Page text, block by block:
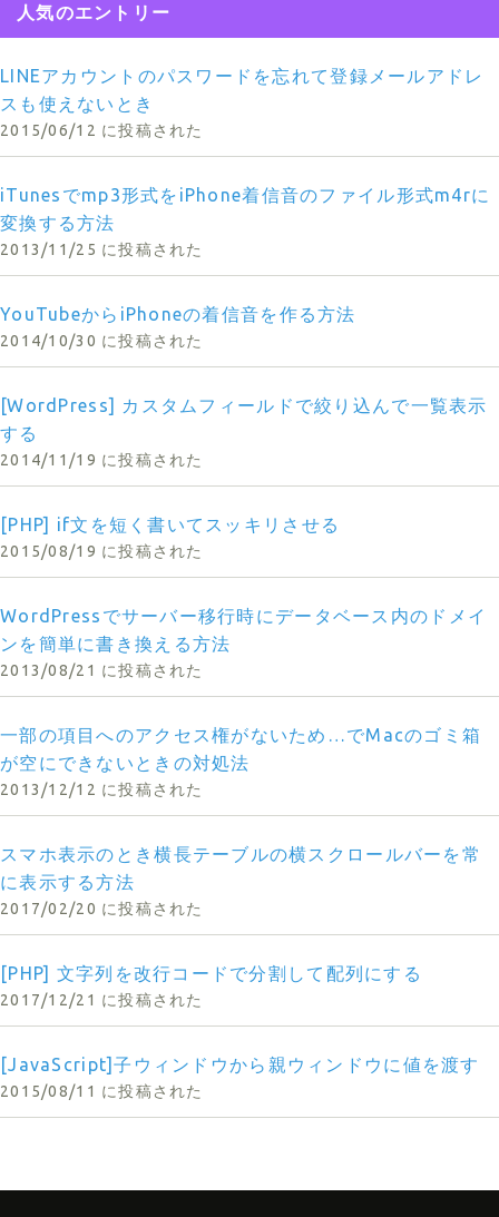
人気のエントリー
LINEアカウントのパスワードを忘れて登録メールアドレ
スも使えないとき
2015/06/12 に投稿された
iTunesでmp3形式をiPhone着信音のファイル形式m4rに
変換する方法
2013/11/25 に投稿された
YouTubeからiPhoneの着信音を作る方法
2014/10/30 に投稿された
[WordPress] カスタムフィールドで絞り込んで一覧表示
する
2014/11/19 に投稿された
[PHP] if文を短く書いてスッキリさせる
2015/08/19 に投稿された
WordPressでサーバー移行時にデータベース内のドメイ
ンを簡単に書き換える方法
2013/08/21 に投稿された
一部の項目へのアクセス権がないため…でMacのゴミ箱
が空にできないときの対処法
2013/12/12 に投稿された
スマホ表示のとき横長テーブルの横スクロールバーを常
に表示する方法
2017/02/20 に投稿された
[PHP] 文字列を改行コードで分割して配列にする
2017/12/21 に投稿された
[JavaScript]子ウィンドウから親ウィンドウに値を渡す
2015/08/11 に投稿された